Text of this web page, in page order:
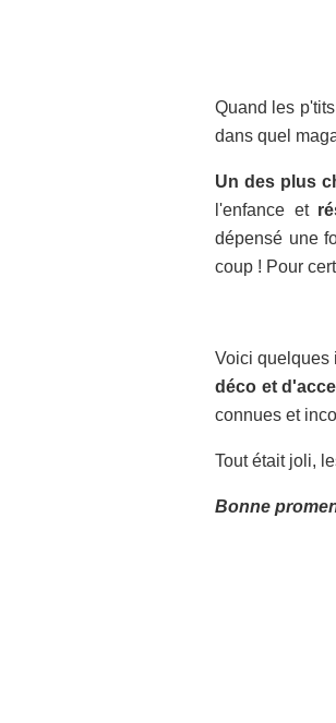
Quand les
dans quel
Un des plus
l'enfance et
dépensé une
coup ! Pour
Voici quelques
déco et
connues et
Tout était joli,
Bonne